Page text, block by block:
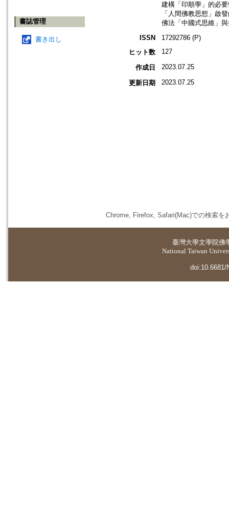
書誌管理
書き出し
建構「印順學」的必
「人間佛教思想」啟
佛法「中國式思維」
ISSN
17292786 (P)
ヒット数
127
作成日 2023.07.25
更新日期 2023.07.25
Chrome, Firefox, Safari(Mac)での検索を
臺灣大學文學院佛
National Taiwan
doi:10.6681/